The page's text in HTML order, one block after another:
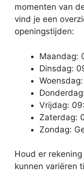
momenten van
vind je een
openingstijden:
Maandag:
Dinsdag:
Vrijdag:
Zaterdag:
Zondag:
Houd er
kunnen variëren